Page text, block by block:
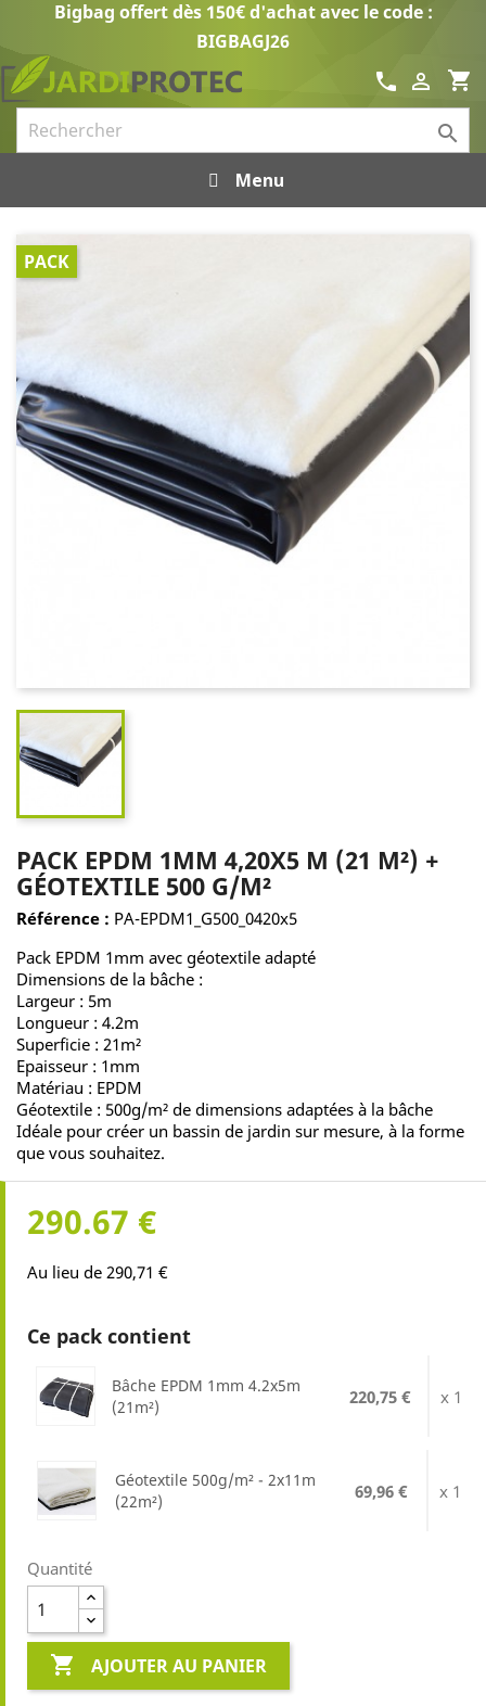
Bigbag offert dès 150€ d'achat avec le code :
BIGBAGJ26
shopping_cart

call

Menu
PACK
PACK EPDM 1MM 4,20X5 M (21 M²) +
GÉOTEXTILE 500 G/M²
Référence : PA-EPDM1_G500_0420x5
Pack EPDM 1mm avec géotextile adapté
Dimensions de la bâche :
Largeur : 5m
Longueur : 4.2m
Superficie : 21m²
Epaisseur : 1mm
Matériau : EPDM
Géotextile : 500g/m² de dimensions adaptées à la bâche
Idéale pour créer un bassin de jardin sur mesure, à la forme
que vous souhaitez.
290.67 €
Au lieu de 290,71 €
Ce pack contient
Bâche EPDM 1mm 4.2x5m
(21m²)
220,75 € x 1
Géotextile 500g/m² - 2x11m
(22m²)
69,96 € x 1
Quantité
 AJOUTER AU PANIER